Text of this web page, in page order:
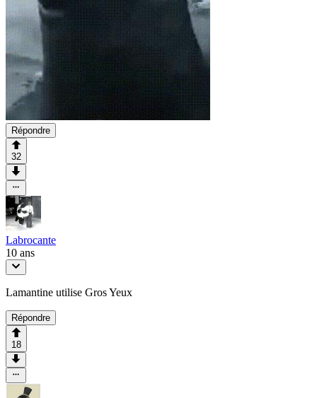
Répondre
32
Labrocante
10 ans
Lamantine utilise Gros Yeux
Répondre
18